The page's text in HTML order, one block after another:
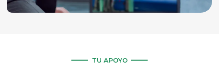
TU APOYO